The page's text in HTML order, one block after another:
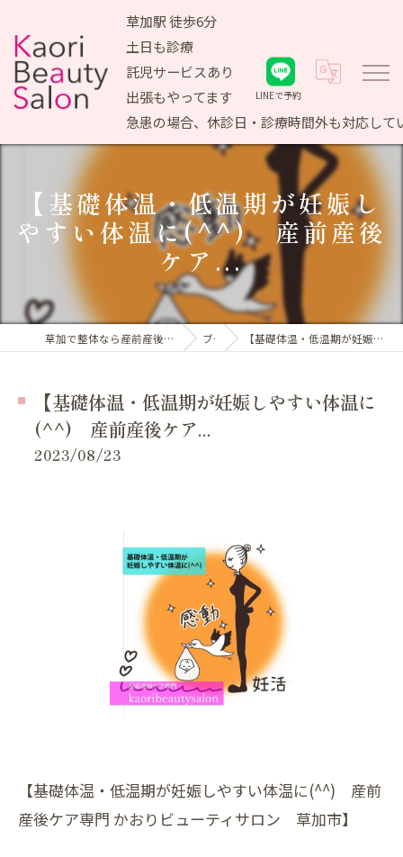
草加駅 徒歩6分
土日も診療
託児サービスあり
出張もやってます
急患の場合、休診日・診療時間外も対応して
LINEで予約
【基礎体温・低温期が妊娠し
やすい体温に(^^) 産前産後
ケア...
草加で整体なら産前産後ケア専門 かおりビューティサロン ブログ 【基礎体温・低温期が妊娠しやすい体温に(^^) 産前産後ケア...
【基礎体温・低温期が妊娠しやすい体温に
(^^) 産前産後ケア...
2023/08/23
【基礎体温・低温期が妊娠しやすい体温に(^^) 産前
産後ケア専門 かおりビューティサロン 草加市】